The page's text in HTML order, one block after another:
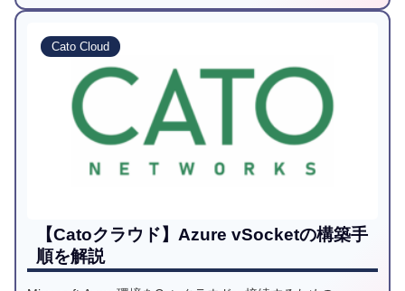
Cato Cloud
【Catoクラウド】Azure vSocketの構築手
順を解説